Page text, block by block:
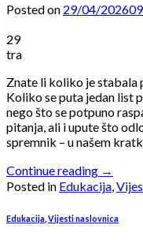
Posted on 29/04/2026
29
tra
Znate li koliko je stabala
Koliko se puta jedan list
nego što se potpuno
pitanja, ali i upute što
spremnik – u našem
Continue reading →
Posted in Edukacija,
Edukacija Vijesti naslovnica